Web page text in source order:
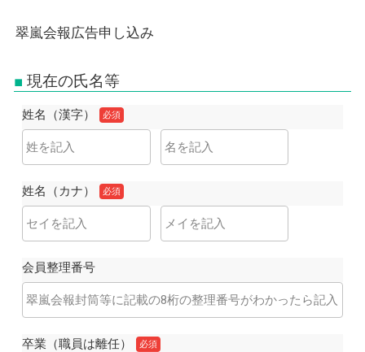
現在の氏名等
姓名（漢字） 必須
姓名（カナ） 必須
会員整理番号
卒業（職員は離任） 必須